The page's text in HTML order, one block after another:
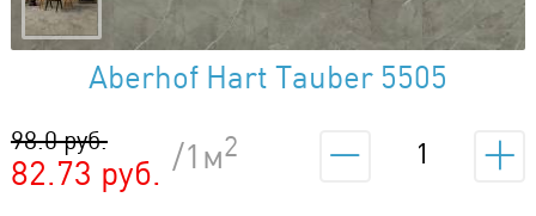
Aberhof Hart Tauber 5505
82.73 руб.
98.0 руб. /1м2